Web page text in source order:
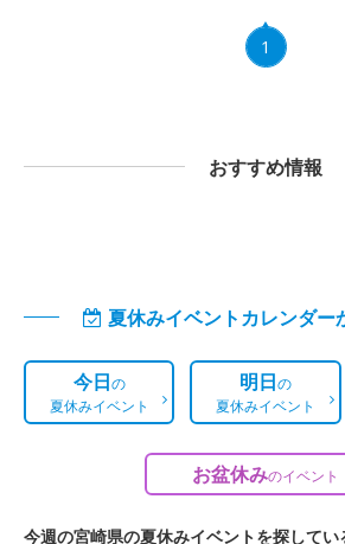
1
おすすめ情報
夏休みイベントカレンダー
今日の
夏休みイベント
明日の
夏休みイベント
お盆休みのイベント
今週の宮崎県の夏休みイベントを探してい